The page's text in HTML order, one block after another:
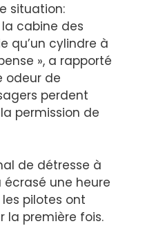
situation:
la cabine des
qu’un cylindre à
», a rapporté
odeur de
perdent
permission de
de détresse à
écrasé une heure
pilotes ont
la première fois.